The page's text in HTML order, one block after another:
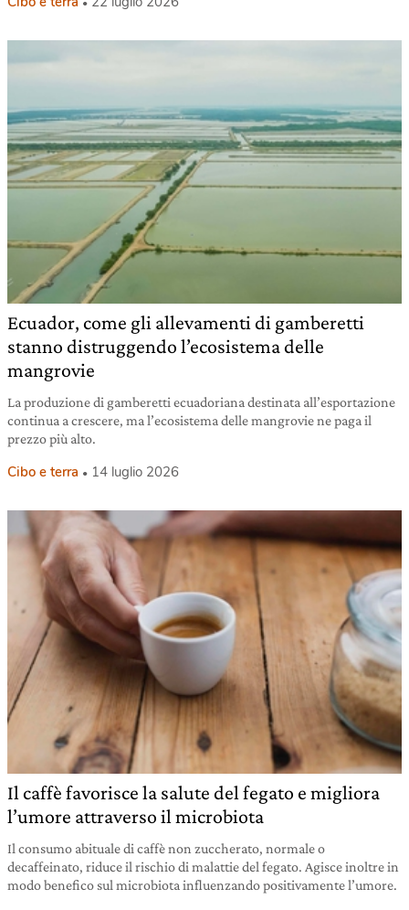
Ecuador, come gli allevamenti di gamberetti
stanno distruggendo l’ecosistema delle
mangrovie
La produzione di gamberetti ecuadoriana destinata all’esportazione
continua a crescere, ma l’ecosistema delle mangrovie ne paga il
prezzo più alto.
Cibo e terra 14 luglio 2026
Il caffè favorisce la salute del fegato e migliora
l’umore attraverso il microbiota
Il consumo abituale di caffè non zuccherato, normale o
decaffeinato, riduce il rischio di malattie del fegato. Agisce inoltre in
modo benefico sul microbiota influenzando positivamente l’umore.